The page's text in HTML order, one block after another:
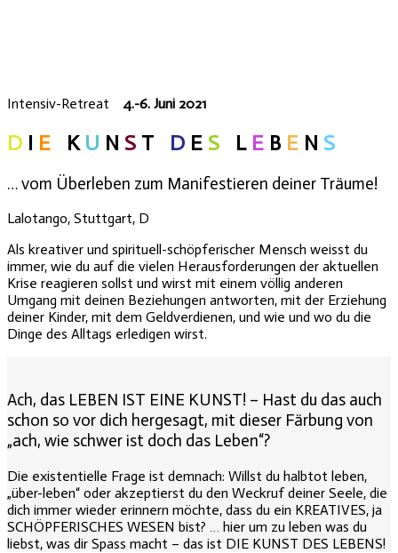
Intensiv-Retreat4.-6. Juni 2021
D I E K U N S T D E S L E B E N S
… vom Überleben zum Manifestieren deiner Träume!
Lalotango, Stuttgart, D
Als kreativer und spirituell-schöpferischer Mensch weisst du
immer, wie du auf die vielen Herausforderungen der aktuellen
Krise reagieren sollst und wirst mit einem völlig anderen
Umgang mit deinen Beziehungen antworten, mit der Erziehung
deiner Kinder, mit dem Geldverdienen, und wie und wo du die
Dinge des Alltags erledigen wirst.
Ach, das LEBEN IST EINE KUNST! – Hast du das auch
schon so vor dich hergesagt, mit dieser Färbung von
„ach, wie schwer ist doch das Leben“?
Die existentielle Frage ist demnach: Willst du halbtot leben,
„über-leben“ oder akzeptierst du den Weckruf deiner Seele, die
dich immer wieder erinnern möchte, dass du ein KREATIVES, ja
SCHÖPFERISCHES WESEN bist? … hier um zu leben was du
liebst, was dir Spass macht – das ist DIE KUNST DES LEBENS!